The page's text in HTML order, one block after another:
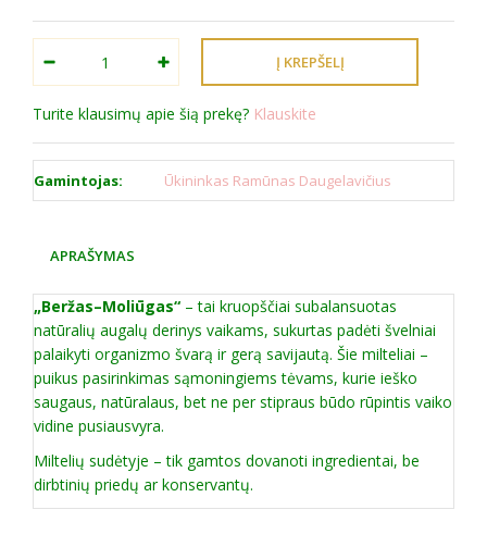
Turite klausimų apie šią prekę? Klauskite
Gamintojas: Ūkininkas Ramūnas Daugelavičius
APRAŠYMAS
„Beržas–Moliūgas“ – tai kruopščiai subalansuotas
natūralių augalų derinys vaikams, sukurtas padėti švelniai
palaikyti organizmo švarą ir gerą savijautą. Šie milteliai –
puikus pasirinkimas sąmoningiems tėvams, kurie ieško
saugaus, natūralaus, bet ne per stipraus būdo rūpintis vaiko
vidine pusiausvyra.
Miltelių sudėtyje – tik gamtos dovanoti ingredientai, be
dirbtinių priedų ar konservantų.